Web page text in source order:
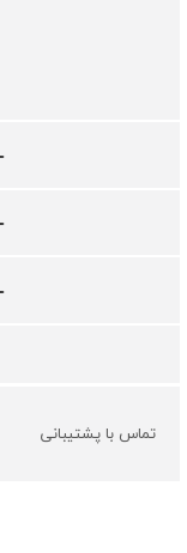
تماس با پشتیبانی